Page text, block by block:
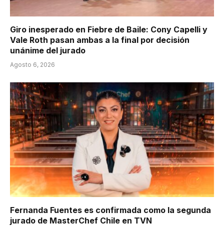
Giro inesperado en Fiebre de Baile: Cony Capelli y
Vale Roth pasan ambas a la final por decisión
unánime del jurado
Agosto 6, 2026
Fernanda Fuentes es confirmada como la segunda
jurado de MasterChef Chile en TVN